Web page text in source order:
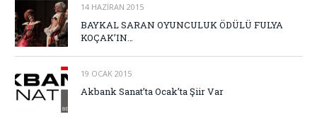
14 HAZIRAN 2015
BAYKAL SARAN OYUNCULUK ÖDÜLÜ FULYA
KOÇAK’IN…
19 OCAK 2015
Akbank Sanat’ta Ocak’ta Şiir Var